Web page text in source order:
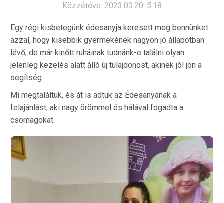
Közzétéve: 2023.03.20. 5:18
Egy régi kisbetegünk édesanyja keresett meg bennünket
azzal, hogy kisebbik gyermekének nagyon jó állapotban
lévő, de már kinőtt ruháinak tudnánk-e találni olyan
jelenleg kezelés alatt álló új tulajdonost, akinek jól jön a
segítség.
Mi megtaláltuk, és át is adtuk az Édesanyának a
felajánlást, aki nagy örömmel és hálával fogadta a
csomagokat.